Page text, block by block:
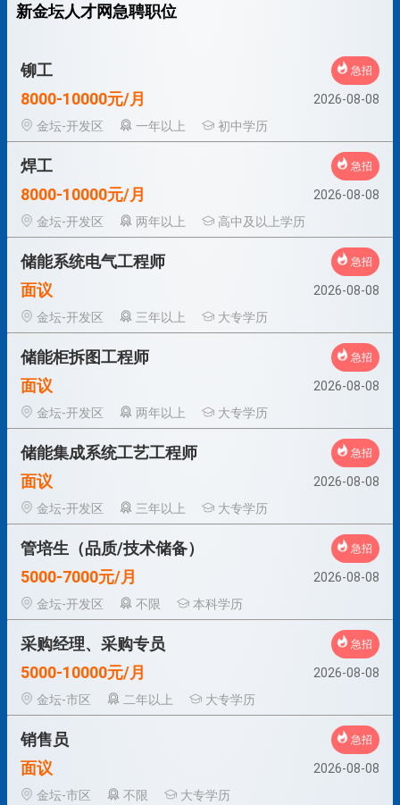
新金坛人才网急聘职位
铆工 急招
8000-10000元/月
2026-08-08
金坛-开发区
一年以上 初中学历
焊工 急招
8000-10000元/月
2026-08-08
金坛-开发区
两年以上 高中及以上学历
储能系统电气工程师 急招
面议
2026-08-08
金坛-开发区
三年以上 大专学历
储能柜拆图工程师 急招
面议
2026-08-08
金坛-开发区
两年以上 大专学历
储能集成系统工艺工程师 急招
面议
2026-08-08
金坛-开发区
三年以上 大专学历
管培生（品质/技术储备） 急招
5000-7000元/月
2026-08-08
金坛-开发区
不限 本科学历
采购经理、采购专员 急招
5000-10000元/月
2026-08-08
金坛-市区
二年以上 大专学历
销售员 急招
面议
2026-08-08
金坛-市区
不限 大专学历